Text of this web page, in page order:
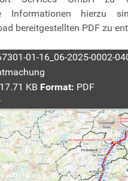
Informationen hierzu
bereitgestellten PDF zu
01-16_06-2025-0002-
KB Format: PDF